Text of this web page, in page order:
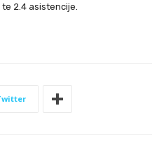
2.4 asistencije.